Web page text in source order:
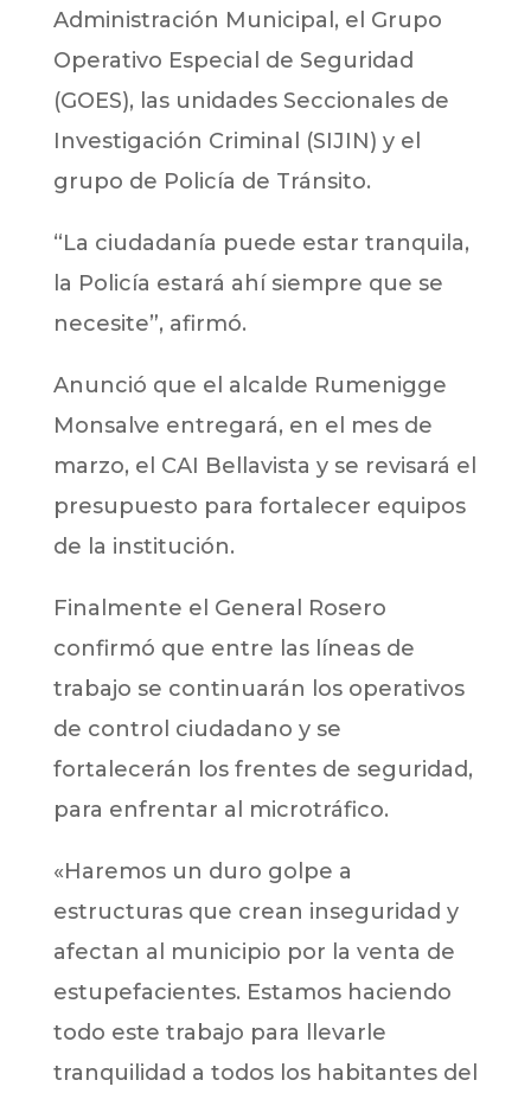
Administración Municipal, el Grupo
Operativo Especial de Seguridad
(GOES), las unidades Seccionales de
Investigación Criminal (SIJIN) y el
grupo de Policía de Tránsito.
“La ciudadanía puede estar tranquila,
la Policía estará ahí siempre que se
necesite”, afirmó.
Anunció que el alcalde Rumenigge
Monsalve entregará, en el mes de
marzo, el CAI Bellavista y se revisará el
presupuesto para fortalecer equipos
de la institución.
Finalmente el General Rosero
confirmó que entre las líneas de
trabajo se continuarán los operativos
de control ciudadano y se
fortalecerán los frentes de seguridad,
para enfrentar al microtráfico.
«Haremos un duro golpe a
estructuras que crean inseguridad y
afectan al municipio por la venta de
estupefacientes. Estamos haciendo
todo este trabajo para llevarle
tranquilidad a todos los habitantes del